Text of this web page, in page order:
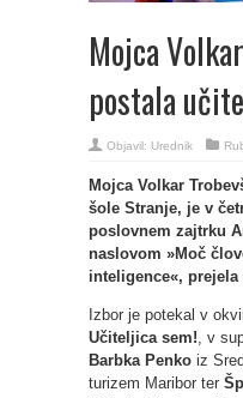
Mojca
postala
Objavil: Urednik
Mojca Volkar
šole Stranje, je v
poslovnem zajtrku
naslovom »Moč
inteligence«,
Izbor je potekal v
Učiteljica sem! , v
Barbka Penko iz
turizem Maribor ter